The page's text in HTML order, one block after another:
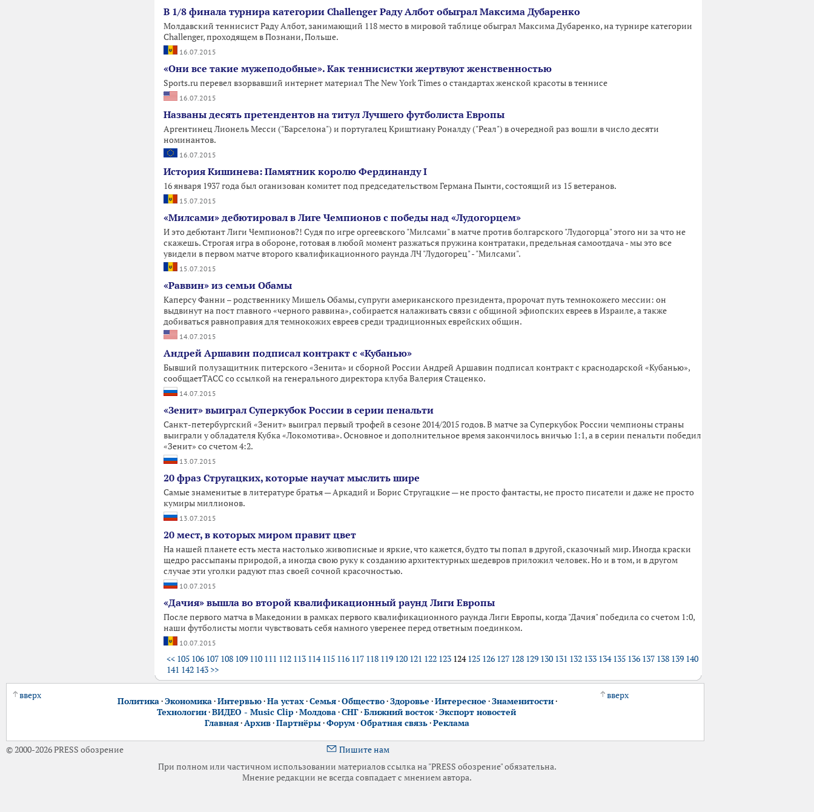
В 1/8 финала турнира категории Challenger Раду Албот обыграл Максима Дубаренко
Молдавский теннисист Раду Албот, занимающий 118 место в мировой таблице обыграл Максима Дубаренко, на турнире категории
Challenger, проходящем в Познани, Польше.
16.07.2015
«Они все такие мужеподобные». Как теннисистки жертвуют женственностью
Sports.ru перевел взорвавший интернет материал The New York Times о стандартах женской красоты в теннисе
16.07.2015
Названы десять претендентов на титул Лучшего футболиста Европы
Аргентинец Лионель Месси ("Барселона") и португалец Криштиану Роналду ("Реал") в очередной раз вошли в число десяти
номинантов.
16.07.2015
История Кишинева: Памятник королю Фердинанду I
16 января 1937 года был оганизован комитет под председательством Германа Пынти, состоящий из 15 ветеранов.
15.07.2015
«Милсами» дебютировал в Лиге Чемпионов с победы над «Лудогорцем»
И это дебютант Лиги Чемпионов?! Судя по игре оргеевского "Милсами" в матче против болгарского "Лудогорца" этого ни за что не
скажешь. Строгая игра в обороне, готовая в любой момент разжаться пружина контратаки, предельная самоотдача - мы это все
увидели в первом матче второго квалификационного раунда ЛЧ "Лудогорец" - "Милсами".
15.07.2015
«Раввин» из семьи Обамы
Каперсу Фанни – родственнику Мишель Обамы, супруги американского президента, пророчат путь темнокожего мессии: он
выдвинут на пост главного «черного раввина», собирается налаживать связи с общиной эфиопских евреев в Израиле, а также
добиваться равноправия для темнокожих евреев среди традиционных еврейских общин.
14.07.2015
Андрей Аршавин подписал контракт с «Кубанью»
Бывший полузащитник питерского «Зенита» и сборной России Андрей Аршавин подписал контракт с краснодарской «Кубанью»,
сообщаетТАСС со ссылкой на генерального директора клуба Валерия Стаценко.
14.07.2015
«Зенит» выиграл Суперкубок России в серии пенальти
Санкт-петербургский «Зенит» выиграл первый трофей в сезоне 2014/2015 годов. В матче за Суперкубок России чемпионы страны
выиграли у обладателя Кубка «Локомотива». Основное и дополнительное время закончилось вничью 1:1, а в серии пенальти победил
«Зенит» со счетом 4:2.
13.07.2015
20 фраз Стругацких, которые научат мыслить шире
Самые знаменитые в литературе братья — Аркадий и Борис Стругацкие — не просто фантасты, не просто писатели и даже не просто
кумиры миллионов.
13.07.2015
20 мест, в которых миром правит цвет
На нашей планете есть места настолько живописные и яркие, что кажется, будто ты попал в другой, сказочный мир. Иногда краски
щедро рассыпаны природой, а иногда свою руку к созданию архитектурных шедевров приложил человек. Но и в том, и в другом
случае эти уголки радуют глаз своей сочной красочностью.
10.07.2015
«Дачия» вышла во второй квалификационный раунд Лиги Европы
После первого матча в Македонии в рамках первого квалификационного раунда Лиги Европы, когда "Дачия" победила со счетом 1:0,
наши футболисты могли чувствовать себя намного уверенее перед ответным поединком.
10.07.2015
<< 105 106 107 108 109 110 111 112 113 114 115 116 117 118 119 120 121 122 123 124125 126 127 128 129 130 131 132 133 134 135 136 137 138 139 140
141 142 143 >>
вверх
Политика·Экономика·Интервью·На устах·Семья·Общество·Здоровье ·Интересное ·Знаменитости·
Технологии·ВИДЕО - Music Clip ·Молдова·СНГ·Ближний восток·Экспорт новостей
Главная·Архив·Партнёры·Форум·Обратная связь·Реклама
вверх
© 2000-2026 PRESS обозрение
Пишите нам
При полном или частичном использовании материалов ссылка на "PRESS обозрение" обязательна.
Мнение редакции не всегда совпадает с мнением автора.